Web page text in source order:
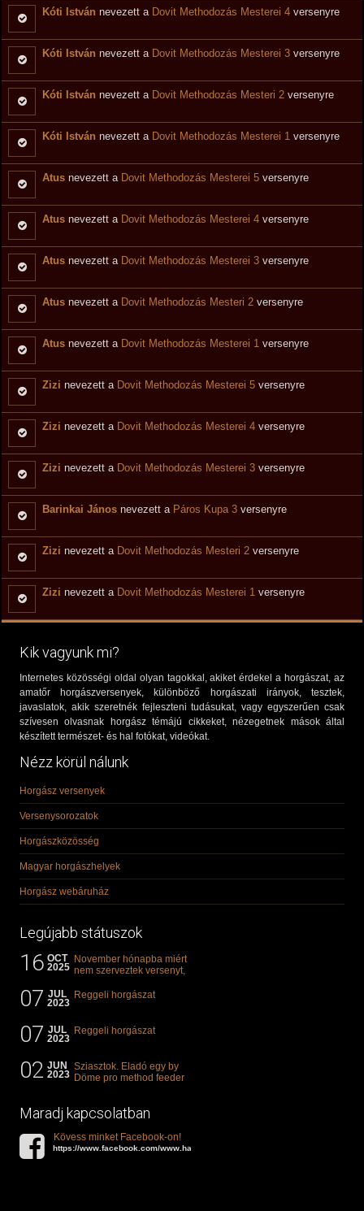
Kóti István nevezett a Dovit Methodozás Mesterei 4 versenyre
Kóti István nevezett a Dovit Methodozás Mesterei 3 versenyre
Kóti István nevezett a Dovit Methodozás Mesteri 2 versenyre
Kóti István nevezett a Dovit Methodozás Mesterei 1 versenyre
Atus nevezett a Dovit Methodozás Mesterei 5 versenyre
Atus nevezett a Dovit Methodozás Mesterei 4 versenyre
Atus nevezett a Dovit Methodozás Mesterei 3 versenyre
Atus nevezett a Dovit Methodozás Mesteri 2 versenyre
Atus nevezett a Dovit Methodozás Mesterei 1 versenyre
Zizi nevezett a Dovit Methodozás Mesterei 5 versenyre
Zizi nevezett a Dovit Methodozás Mesterei 4 versenyre
Zizi nevezett a Dovit Methodozás Mesterei 3 versenyre
Barinkai János nevezett a Páros Kupa 3 versenyre
Zizi nevezett a Dovit Methodozás Mesteri 2 versenyre
Zizi nevezett a Dovit Methodozás Mesterei 1 versenyre
Kik vagyunk mi?
Internetes közösségi oldal olyan tagokkal, akiket érdekel a horgászat, az
amatőr horgászversenyek, különböző horgászati irányok, tesztek,
javaslatok, akik szeretnék fejleszteni tudásukat, vagy egyszerűen csak
szívesen olvasnak horgász témájú cikkeket, nézegetnek mások által
készített természet- és hal fotókat, videókat.
Nézz körül nálunk
Horgász versenyek
Versenysorozatok
Horgászközösség
Magyar horgászhelyek
Horgász webáruház
Legújabb státuszok
16 OCT
2025
November hónapba miért
nem szerveztek versenyt,
"kárászos"...
07 JUL
2023
Reggeli horgászat
07 JUL
2023
Reggeli horgászat
02 JUN
2023
Sziasztok. Eladó egy by
Döme pro method feeder
Maradj kapcsolatban
Kövess minket Facebook-on!
https://www.facebook.com/www.halat.hu